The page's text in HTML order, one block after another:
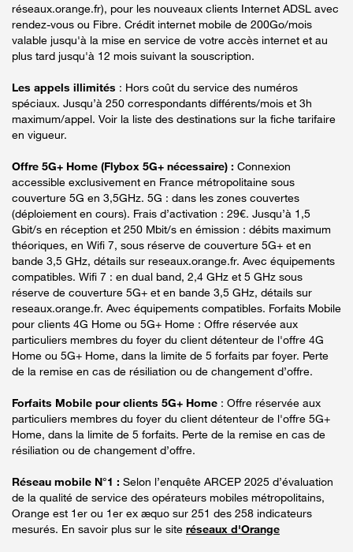
réseaux.orange.fr), pour les nouveaux clients Internet ADSL avec
rendez-vous ou Fibre. Crédit internet mobile de 200Go/mois
valable jusqu'à la mise en service de votre accès internet et au
plus tard jusqu'à 12 mois suivant la souscription.
Les appels illimités : Hors coût du service des numéros
spéciaux. Jusqu’à 250 correspondants différents/mois et 3h
maximum/appel. Voir la liste des destinations sur la fiche tarifaire
en vigueur.
Offre 5G+ Home (Flybox 5G+ nécessaire) : Connexion
accessible exclusivement en France métropolitaine sous
couverture 5G en 3,5GHz. 5G : dans les zones couvertes
(déploiement en cours). Frais d’activation : 29€. Jusqu’à 1,5
Gbit/s en réception et 250 Mbit/s en émission : débits maximum
théoriques, en Wifi 7, sous réserve de couverture 5G+ et en
bande 3,5 GHz, détails sur reseaux.orange.fr. Avec équipements
compatibles. Wifi 7 : en dual band, 2,4 GHz et 5 GHz sous
réserve de couverture 5G+ et en bande 3,5 GHz, détails sur
reseaux.orange.fr. Avec équipements compatibles. Forfaits Mobile
pour clients 4G Home ou 5G+ Home : Offre réservée aux
particuliers membres du foyer du client détenteur de l'offre 4G
Home ou 5G+ Home, dans la limite de 5 forfaits par foyer. Perte
de la remise en cas de résiliation ou de changement d’offre.
Forfaits Mobile pour clients 5G+ Home : Offre réservée aux
particuliers membres du foyer du client détenteur de l'offre 5G+
Home, dans la limite de 5 forfaits. Perte de la remise en cas de
résiliation ou de changement d’offre.
Réseau mobile N°1 : Selon l’enquête ARCEP 2025 d’évaluation
de la qualité de service des opérateurs mobiles métropolitains,
Orange est 1er ou 1er ex æquo sur 251 des 258 indicateurs
mesurés. En savoir plus sur le site réseaux d'Orange